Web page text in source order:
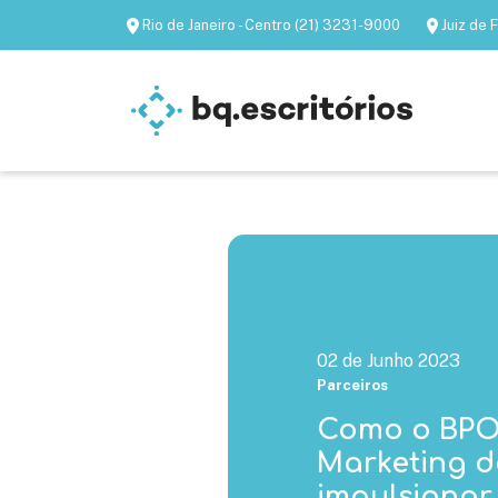
Rio de Janeiro - Centro (21) 3231-9000 Juiz de
Escritórios
02 de Junho 2023
Parceiros
Como o
Marketing